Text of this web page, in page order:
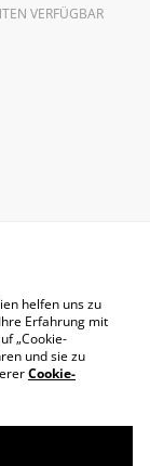
VERFÜGBAR
helfen uns zu
Erfahrung mit
„Cookie-
und sie zu
Cookie-